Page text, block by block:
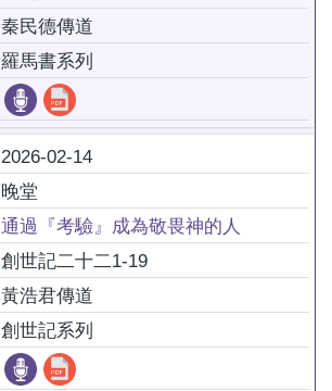
秦民德傳道
羅馬書系列
2026-02-14
晚堂
通過『考驗』成為敬畏神的人
創世記二十二1-19
黃浩君傳道
創世記系列